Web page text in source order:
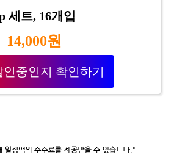
세트, 16개입
14,000원
중인지 확인하기